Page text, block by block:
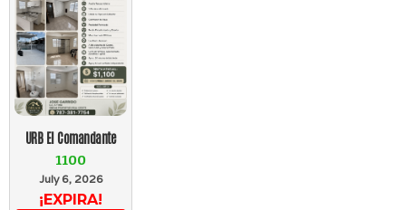
URB El Comandante
1100
July 6, 2026
¡EXPIRA!